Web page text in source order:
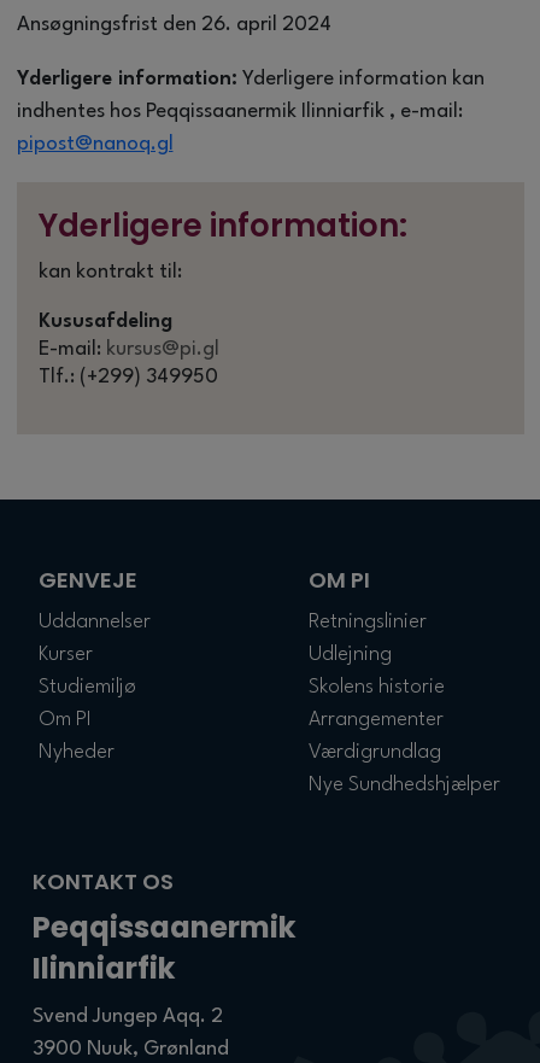
Ansøgningsfrist den 26. april 2024
Yderligere information: Yderligere information kan
indhentes hos Peqqissaanermik Ilinniarfik , e-mail:
pipost@nanoq.gl
Yderligere information:
kan kontrakt til:
Kususafdeling
E-mail: kursus@pi.gl
Tlf.: (+299) 349950
KONTAKT OS
Peqqissaanermik
Ilinniarfik
Svend Jungep Aqq. 2
3900 Nuuk, Grønland
GENVEJE
Uddannelser
Kurser
Studiemiljø
Om PI
Nyheder
OM PI
Retningslinier
Udlejning
Skolens historie
Arrangementer
Værdigrundlag
Nye Sundhedshjælper